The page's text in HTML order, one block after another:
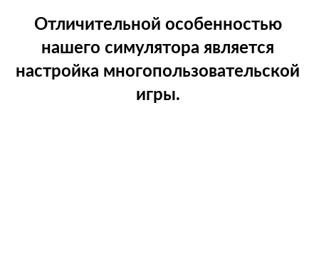
Отличительной особенностью
нашего симулятора является
настройка многопользовательской
игры.